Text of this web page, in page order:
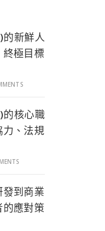
的新鮮人
極目標
的核心職
力、法規
到商業
的應對策